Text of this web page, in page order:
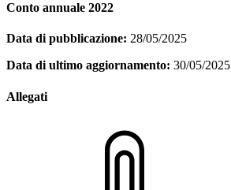
Conto annuale 2022
Data di pubblicazione: 28/05/2025
Data di ultimo aggiornamento: 30/05/2025
Allegati